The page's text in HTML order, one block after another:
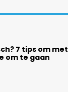
7 tips om met
om te gaan